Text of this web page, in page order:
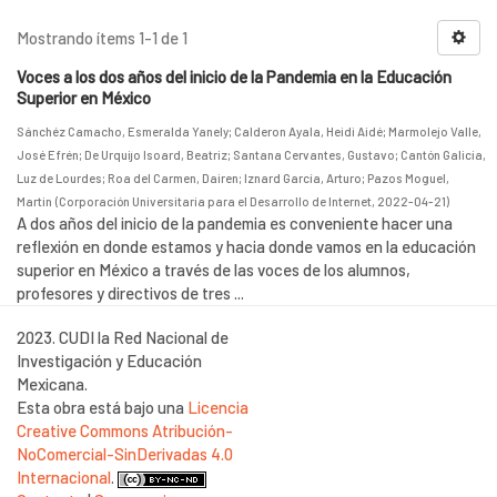
Mostrando ítems 1-1 de 1
Voces a los dos años del inicio de la Pandemia en la Educación
Superior en México
Sánchéz Camacho, Esmeralda Yanely; Calderon Ayala, Heidi Aidé; Marmolejo Valle,
José Efrén; De Urquijo Isoard, Beatriz; Santana Cervantes, Gustavo; Cantón Galicia,
Luz de Lourdes; Roa del Carmen, Dairen; Iznard García, Arturo; Pazos Moguel,
Martin (Corporación Universitaria para el Desarrollo de Internet, 2022-04-21)
A dos años del inicio de la pandemia es conveniente hacer una
reflexión en donde estamos y hacia donde vamos en la educación
superior en México a través de las voces de los alumnos,
profesores y directivos de tres ...
2023. CUDI la Red Nacional de
Investigación y Educación
Mexicana.
Esta obra está bajo una Licencia
Creative Commons Atribución-
NoComercial-SinDerivadas 4.0
Internacional.